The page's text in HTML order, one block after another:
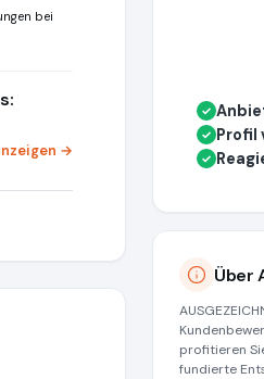
bei
→
✓
✓ Profil
✓
Über
profitieren
fundierte